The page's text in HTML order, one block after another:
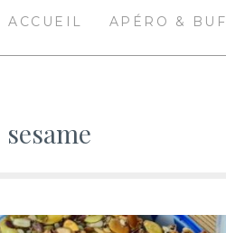
ACCUEIL APÉRO &
sesame